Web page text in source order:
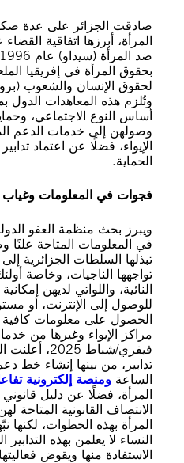
صادقت الجزائر على عدة
المرأة، أبرزها اتفاقية
بحقوق المرأة في إفريقيا
وتُلزم هذه المعاهدات الدول
أساس النوع الاجتماعي،
وصولهن إلى خدمات الدعم
الإيواء، فضلًا عن اعتماد
الحماية.
فجوات في المعلومات وغياب
ويبرز بحث منظمة العفو
في المعلومات المتاحة علنًا
تبذلها السلطات الجزائرية
تواجهها الناجيات، وخاصة
النائية، واللواتي لديهن
للوصول إلى الإنترنت، أو
الحصول على معلومات
مراكز الإيواء وغيرها من
فيفري/شباط
تدابير، من بينها إنشاء خط
الساعة ومنصة إلكترونية
المرأة، فضلًا عن دليل
الانتصاف القانونية
المرأة بهذه الخطوات، لكنها
النساء لا يعلمن بهذه
الاستفادة منها ويقوض